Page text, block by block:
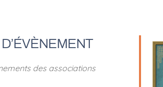
des associations